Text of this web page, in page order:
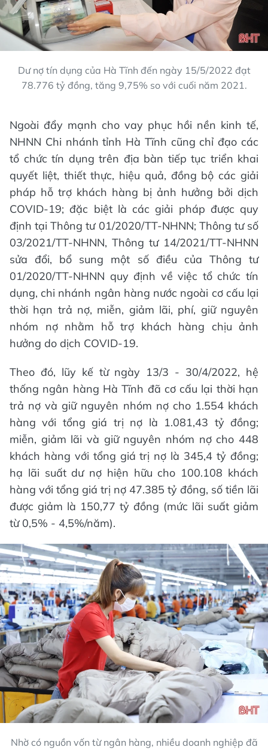
Dư nợ tín dụng của Hà Tĩnh đến ngày 15/5/2022 đạt
78.776 tỷ đồng, tăng 9,75% so với cuối năm 2021.
Ngoài đẩy mạnh cho vay phục hồi nền kinh tế,
NHNN Chi nhánh tỉnh Hà Tĩnh cũng chỉ đạo các
tổ chức tín dụng trên địa bàn tiếp tục triển khai
quyết liệt, thiết thực, hiệu quả, đồng bộ các giải
pháp hỗ trợ khách hàng bị ảnh hưởng bởi dịch
COVID-19; đặc biệt là các giải pháp được quy
định tại Thông tư 01/2020/TT-NHNN; Thông tư số
03/2021/TT-NHNN, Thông tư 14/2021/TT-NHNN
sửa đổi, bổ sung một số điều của Thông tư
01/2020/TT-NHNN quy định về việc tổ chức tín
dụng, chi nhánh ngân hàng nước ngoài cơ cấu lại
thời hạn trả nợ, miễn, giảm lãi, phí, giữ nguyên
nhóm nợ nhằm hỗ trợ khách hàng chịu ảnh
hưởng do dịch COVID-19.
Theo đó, lũy kế từ ngày 13/3 - 30/4/2022, hệ
thống ngân hàng Hà Tĩnh đã cơ cấu lại thời hạn
trả nợ và giữ nguyên nhóm nợ cho 1.554 khách
hàng với tổng giá trị nợ là 1.081,43 tỷ đồng;
miễn, giảm lãi và giữ nguyên nhóm nợ cho 448
khách hàng với tổng giá trị nợ là 345,4 tỷ đồng;
hạ lãi suất dư nợ hiện hữu cho 100.108 khách
hàng với tổng giá trị nợ 47.385 tỷ đồng, số tiền lãi
được giảm là 150,77 tỷ đồng (mức lãi suất giảm
từ 0,5% - 4,5%/năm).
Nhờ có nguồn vốn từ ngân hàng, nhiều doanh nghiệp đã